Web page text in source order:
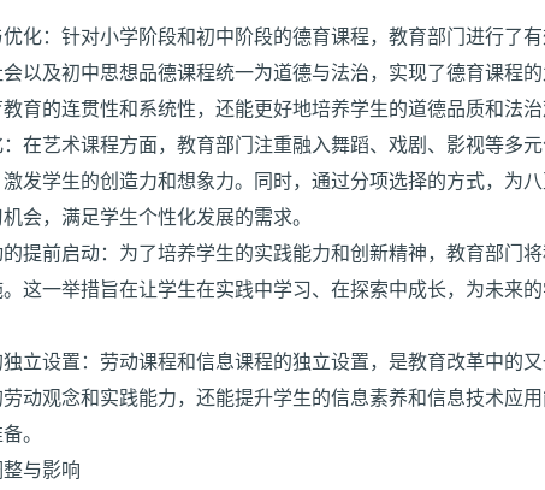
化：针对小学阶段和初中阶段的德育课程，教育部门进行了
以及初中思想品德课程统一为道德与法治，实现了德育课程
育的连贯性和系统性，还能更好地培养学生的道德品质和法治
在艺术课程方面，教育部门注重融入舞蹈、戏剧、影视等多
发学生的创造力和想象力。同时，通过分项选择的方式，为
会，满足学生个性化发展的需求。
提前启动：为了培养学生的实践能力和创新精神，教育部门
这一举措旨在让学生在实践中学习、在探索中成长，为未来
立设置：劳动课程和信息课程的独立设置，是教育改革中的
动观念和实践能力，还能提升学生的信息素养和信息技术应
。
与影响